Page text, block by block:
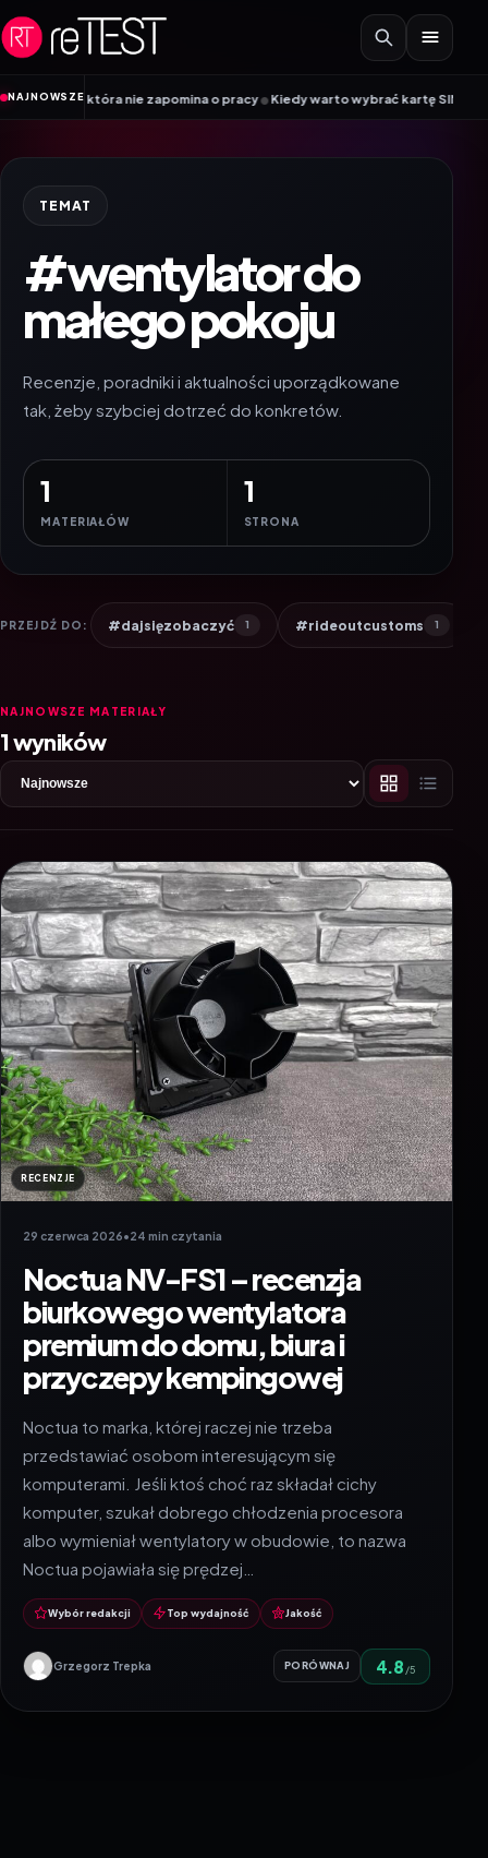
Przejdź do treści
NAJNOWSZE
8K, która nie zapomina o pracy•Kiedy warto wybrać kartę SIM, a kiedy
TEMAT
#wentylator do
małego pokoju
Recenzje, poradniki i aktualności uporządkowane
tak, żeby szybciej dotrzeć do konkretów.
1
MATERIAŁÓW
1
STRONA
PRZEJDŹ DO: #dajsięzobaczyć 1 #rideoutcustoms 1
NAJNOWSZE MATERIAŁY
1 wyników
RECENZJE
29 czerwca 2026•24 min czytania
Noctua NV-FS1 – recenzja
biurkowego wentylatora
premium do domu, biura i
przyczepy kempingowej
Noctua to marka, której raczej nie trzeba
przedstawiać osobom interesującym się
komputerami. Jeśli ktoś choć raz składał cichy
komputer, szukał dobrego chłodzenia procesora
albo wymieniał wentylatory w obudowie, to nazwa
Noctua pojawiała się prędzej…
Wybór redakcji Top wydajność Jakość
Grzegorz Trepka PORÓWNAJ 4.8 /5